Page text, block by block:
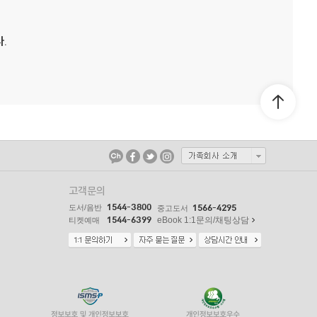
.
고객문의
도서/음반 1544-3800 중고도서 1566-4295
티켓예매 1544-6399 eBook 1:1문의/채팅상담